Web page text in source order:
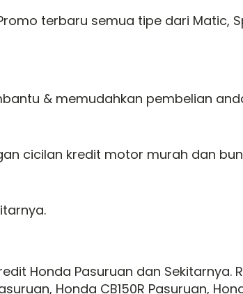
terbaru semua tipe dari Matic,
& memudahkan pembelian
cicilan kredit motor murah dan
Honda Pasuruan dan Sekitarnya.
Honda CB150R Pasuruan,